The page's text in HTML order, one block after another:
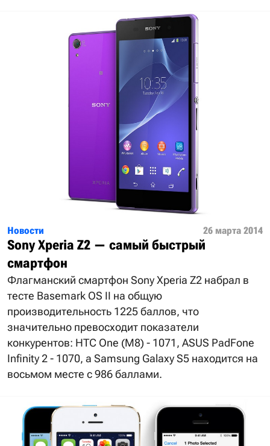
Новости 26 марта 2014
Sony Xperia Z2 — самый быстрый
смартфон
Флагманский смартфон Sony Xperia Z2 набрал в
тесте Basemark OS II на общую
производительность 1225 баллов, что
значительно превосходит показатели
конкурентов: HTC One (M8) - 1071, ASUS PadFone
Infinity 2 - 1070, а Samsung Galaxy S5 находится на
восьмом месте с 986 баллами.